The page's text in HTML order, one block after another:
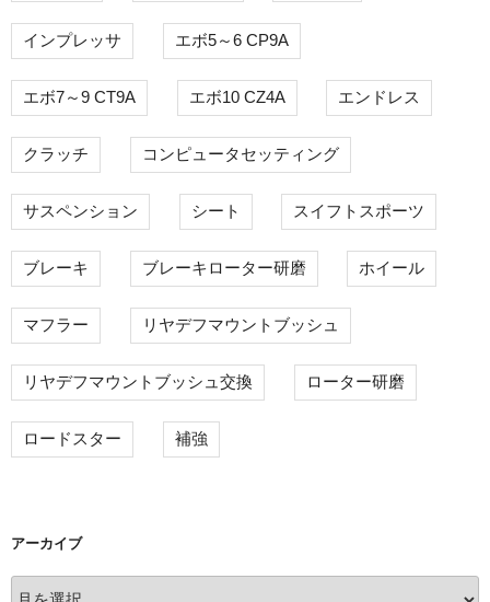
インプレッサ エボ5～6 CP9A
エボ7～9 CT9A エボ10 CZ4A エンドレス
クラッチ コンピュータセッティング
サスペンション シート スイフトスポーツ
ブレーキ ブレーキローター研磨 ホイール
マフラー リヤデフマウントブッシュ
リヤデフマウントブッシュ交換 ローター研磨
ロードスター 補強
アーカイブ